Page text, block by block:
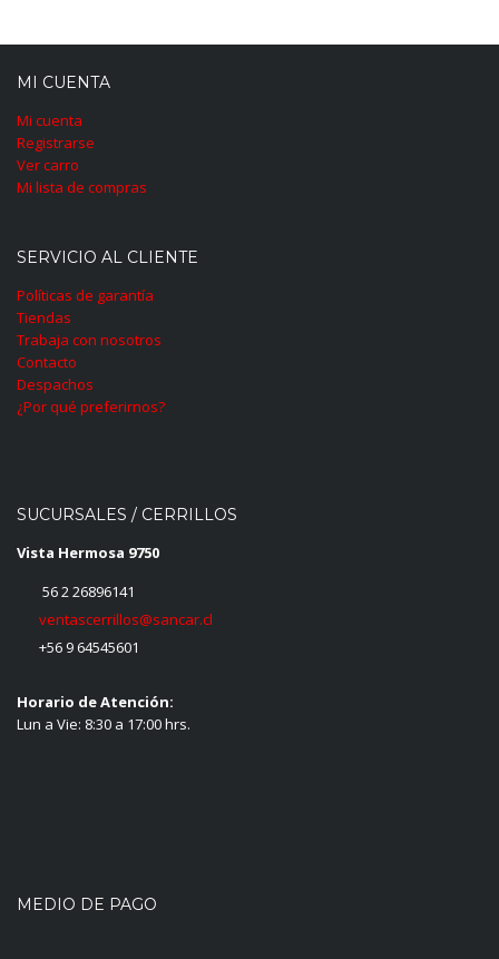
MI CUENTA
Mi cuenta
Registrarse
Ver carro
Mi lista de compras
SERVICIO AL CLIENTE
Políticas de garantía
Tiendas
Trabaja con nosotros
Contacto
Despachos
¿Por qué preferirnos?
SUCURSALES / CERRILLOS
Vista Hermosa 9750
56 2 26896141
ventascerrillos@sancar.cl
+56 9 64545601
Horario de Atención:
Lun a Vie: 8:30 a 17:00 hrs.
MEDIO DE PAGO